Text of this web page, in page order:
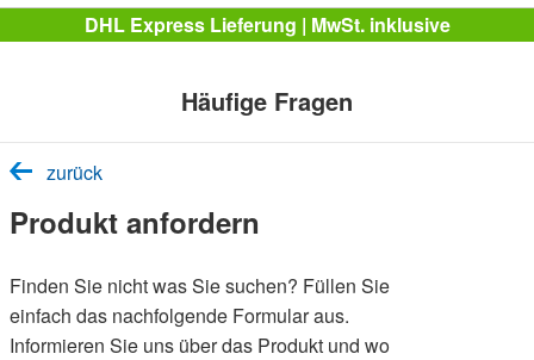
DHL Express Lieferung | MwSt. inklusive
Häufige Fragen
zurück
Produkt anfordern
Finden Sie nicht was Sie suchen? Füllen Sie
einfach das nachfolgende Formular aus.
Informieren Sie uns über das Produkt und wo